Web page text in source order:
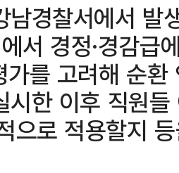
남경찰서에서 발
서 경정·경감급
를 고려해 순
시한 이후 직원
으로 적용할지